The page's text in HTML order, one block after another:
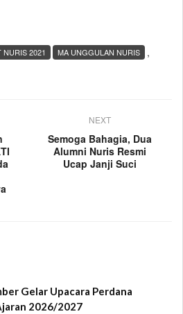
,
NURIS 2021
MA UNGGULAN NURIS
NEXT
Semoga Bahagia, Dua
Alumni Nuris Resmi
Ucap Janji Suci
Gelar Upacara Perdana
2026/2027